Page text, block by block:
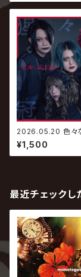
2026.05.20 色々
魚〜ホットドッグ〜
紅冠鳥〜【通常盤
冠鳥〜ver.】
¥1,500
最近チェックし